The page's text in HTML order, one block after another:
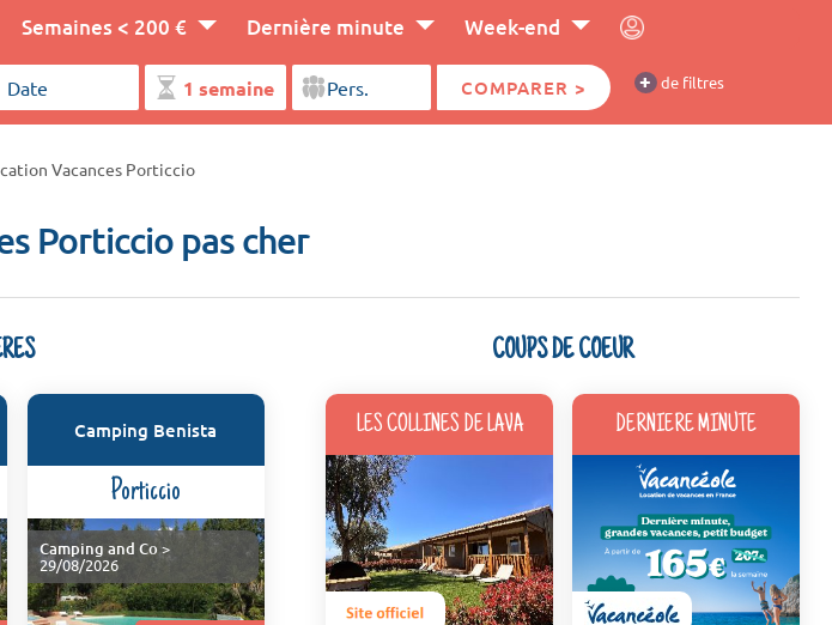
Semaines < 200 € Dernière minute Week-end
COMPARER > + de filtres
Vacances Porticcio
Porticcio pas cher
Camping Benista
Porticcio
Camping and Co >
29/08/2026
COUPS DE COEUR
LES COLLINES DE LAVA DERNIERE MINUTE